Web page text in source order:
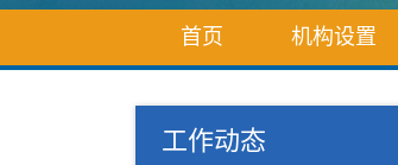
首页 机构设置
工作动态